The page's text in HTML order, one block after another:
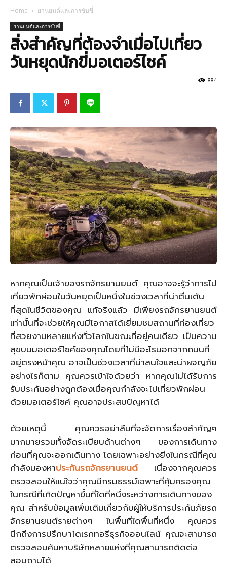
Home ยานยนต์และการขับขี่
ยานยนต์และการขับขี่
สิ่งสำคัญที่ต้องจำเมื่อไปเที่ยว
วันหยุดนักขี่มอเตอร์ไซค์
884
หากคุณเป็นเจ้าของรถจักรยานยนต์ คุณอาจจะรู้ว่าการไป
เที่ยวพักผ่อนในวันหยุดเป็นหนึ่งในช่วงเวลาที่น่าตื่นเต้น
ที่สุดในชีวิตของคุณ แท้จริงแล้ว มีเพียงรถจักรยานยนต์
เท่านั้นที่จะช่วยให้คุณมีโอกาสได้เยี่ยมชมสถานที่ท่องเที่ยว
ที่สวยงามหลายแห่งทั่วโลกในขณะที่อยู่คนเดียว เป็นความ
สุขบนมอเตอร์ไซค์ของคุณโดยที่ไม่มีอะไรนอกจากถนนที่
อยู่ตรงหน้าคุณ อาจเป็นช่วงเวลาที่น่าสนใจและน่าผจญภัย
อย่างไรก็ตาม คุณควรเข้าใจด้วยว่า หากคุณไม่ได้รับการ
รับประกันอย่างถูกต้องเมื่อคุณกำลังจะไปเที่ยวพักผ่อน
ด้วยมอเตอร์ไซค์ คุณอาจประสบปัญหาได้
ด้วยเหตุนี้ คุณควรอย่าลืมที่จะจัดการเรื่องสำคัญๆ
มากมายรวมทั้งจัดระเบียบด้านต่างๆ ของการเดินทาง
ก่อนที่คุณจะออกเดินทาง โดยเฉพาะอย่างยิ่งในกรณีที่คุณ
กำลังมองหาประกันรถจักรยานยนต์เนื่องจากคุณควร
ตรวจสอบให้แน่ใจว่าคุณมีกรมธรรม์เฉพาะที่คุ้มครองคุณ
ในกรณีที่เกิดปัญหาขึ้นที่ใดที่หนึ่งระหว่างการเดินทางของ
คุณ สำหรับข้อมูลเพิ่มเติมเกี่ยวกับผู้ให้บริการประกันภัยรถ
จักรยานยนต์รายต่างๆ ในพื้นที่ใดพื้นที่หนึ่ง คุณควร
นึกถึงการปรึกษาไดเรกทอรีธุรกิจออนไลน์ คุณจะสามารถ
ตรวจสอบค้นหาบริษัทหลายแห่งที่คุณสามารถติดต่อ
สอบถามได้